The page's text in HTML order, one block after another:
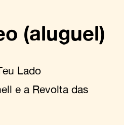
(aluguel)
Lado
e a Revolta das